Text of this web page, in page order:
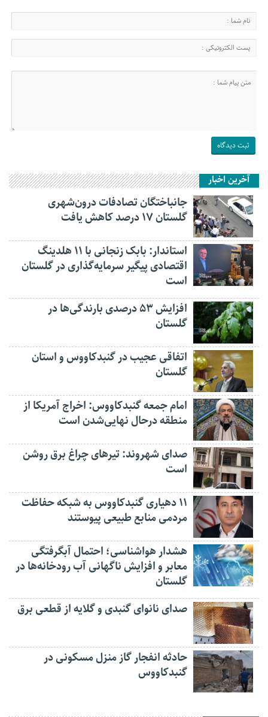
آخرین اخبار
جانباختگان تصادفات درون‌شهری
گلستان ۱۷ درصد کاهش یافت
استاندار: بابک زنجانی با ۱۱ هلدینگ
اقتصادی پیگیر سرمایه‌گذاری در گلستان
است
افزایش ۵۳ درصدی بارندگی‌ها در
گلستان
اتفاقی عجیب در‌ گنبدکاووس و استان
گلستان
امام جمعه گنبدکاووس: اخراج آمریکا از
منطقه درحال نهایی‌شدن است
صدای شهروند: تیرهای چراغ برق روشن
است
۱۱ دهیاری گنبدکاووس به شبکه حفاظت
مردمی منابع طبیعی پیوستند
هشدار هواشناسی؛ احتمال آبگرفتگی
معابر و افزایش ناگهانی آب رودخانه‌ها در
گلستان
صدای نانوای گنبدی و گلایه از قطعی برق
حادثه انفجار گاز منزل مسکونی در
گنبدکاووس